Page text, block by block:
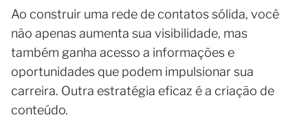
Ao construir uma rede de contatos sólida, você
não apenas aumenta sua visibilidade, mas
também ganha acesso a informações e
oportunidades que podem impulsionar sua
carreira. Outra estratégia eficaz é a criação de
conteúdo.